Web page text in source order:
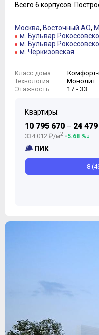
Всего 6 корпусов.
Москва, Восточный АО,
м. Бульвар
м. Бульвар
м. Черкизовская
Класс дома: Комфорт-
Технология: Монолит
Этажность: 17 - 33
Квартиры:
10 795 670 — 24
334 012 ₽/м2 -5.68 %
ПИК
8